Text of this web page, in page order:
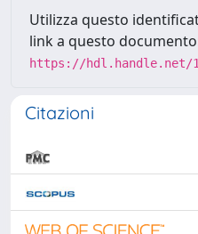
Utilizza questo
link a questo
https://hdl.handle.net/
Citazioni